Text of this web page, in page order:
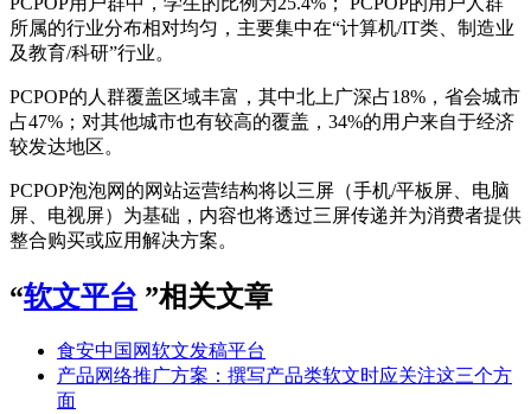
所属的行业分布相对均匀，主要集中在“计算机/IT类、制造业
及教育/科研”行业。
PCPOP的人群覆盖区域丰富，其中北上广深占18%，省会城市
占47%；对其他城市也有较高的覆盖，34%的用户来自于经济
较发达地区。
PCPOP泡泡网的网站运营结构将以三屏（手机/平板屏、电脑
屏、电视屏）为基础，内容也将透过三屏传递并为消费者提供
整合购买或应用解决方案。
“软文平台 ”相关文章
食安中国网软文发稿平台
产品网络推广方案：撰写产品类软文时应关注这三个方
面